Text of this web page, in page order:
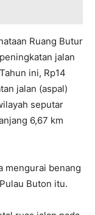
Ruang Butur
jalan
ini, Rp14
jalan (aspal)
seputar
6,67 km
mengurai benang
Buton itu.